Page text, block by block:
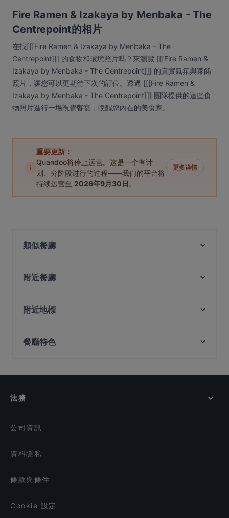
Fire Ramen & Izakaya by Menbaka - The
Centrepoint的相片
在找[[[Fire Ramen & Izakaya by Menbaka - The
Centrepoint]]] 的食物和環境照片嗎？來瀏覽 [[[Fire Ramen &
Izakaya by Menbaka - The Centrepoint]]] 的真實氣氛與菜餚
照片，讓您可以更期待下次的訂位。透過 [[[Fire Ramen &
Izakaya by Menbaka - The Centrepoint]]] 團隊提供的這些食
物照片進行一場視覺饗宴，喚醒您內在的美食家。
i
重要更新：
Quandoo将停止运营。这是一个有计
划、分阶段进行的过程——我们的平台将
持续运营至 2026年9月30日 。
更多详情
類似餐廳
Huo Lu Huo 火炉火泥炉烤肉
De Taste
The Curry Culture - Cuppage Terrace
附近餐廳
Bear House Singapore
Tandoor
So High Social Club
附近地標
Clarke Quay Jetty Ticket Counter, 新加坡
餐廳特色
在 新加坡 的 休閒餐廳
法務
公司資訊
資料隱私
條款與條件
Cookie 設定